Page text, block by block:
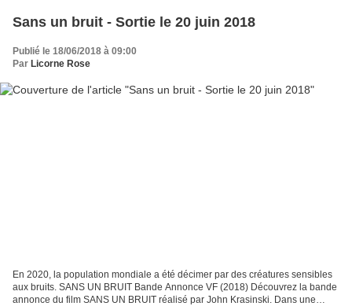
Sans un bruit - Sortie le 20 juin 2018
Publié le 18/06/2018 à 09:00
Par Licorne Rose
En 2020, la population mondiale a été décimer par des créatures sensibles
aux bruits. SANS UN BRUIT Bande Annonce VF (2018) Découvrez la bande
annonce du film SANS UN BRUIT réalisé par John Krasinski. Dans une